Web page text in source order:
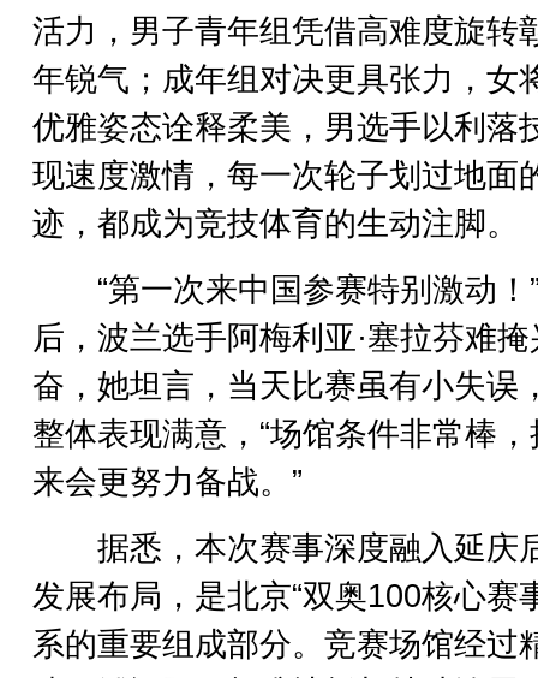
活力，男子青年组凭借高难度旋转
年锐气；成年组对决更具张力，女
优雅姿态诠释柔美，男选手以利落
现速度激情，每一次轮子划过地面
迹，都成为竞技体育的生动注脚。
“第一次来中国参赛特别激动！
后，波兰选手阿梅利亚·塞拉芬难掩
奋，她坦言，当天比赛虽有小失误
整体表现满意，“场馆条件非常棒
来会更努力备战。”
据悉，本次赛事深度融入延庆
发展布局，是北京“双奥100核心赛
系的重要组成部分。竞赛场馆经过